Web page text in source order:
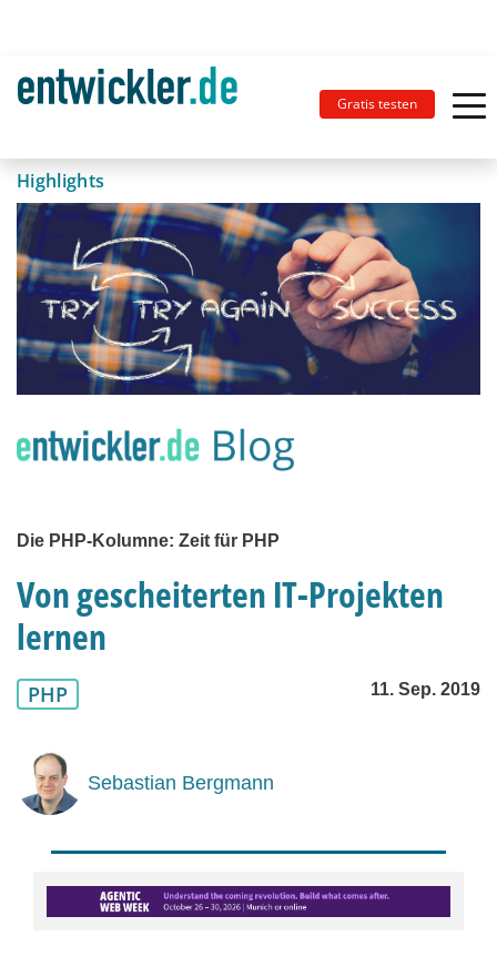
Gratis testen
Highlights
Die PHP-Kolumne: Zeit für PHP
Von gescheiterten IT-Projekten
lernen
PHP 11. Sep. 2019
Sebastian Bergmann